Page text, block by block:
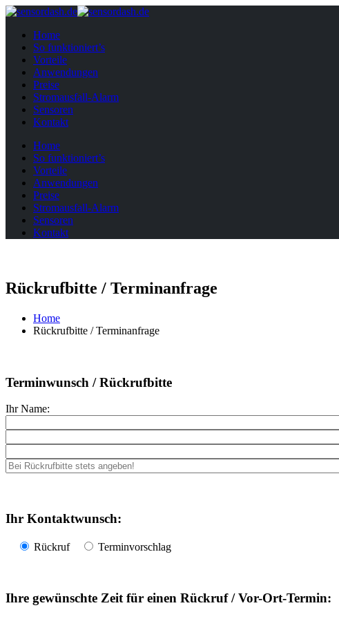
Home
So funktioniert’s
Vorteile
Anwendungen
Preise
Stromausfall-Alarm
Sensoren
Kontakt
Home
So funktioniert’s
Vorteile
Anwendungen
Preise
Stromausfall-Alarm
Sensoren
Kontakt
Rückrufbitte / Terminanfrage
Home
Rückrufbitte / Terminanfrage
Terminwunsch / Rückrufbitte
Ihr Name:
Ihr Kontaktwunsch:
Rückruf Terminvorschlag
Ihre gewünschte Zeit für einen Rückruf / Vor-Ort-Termin: